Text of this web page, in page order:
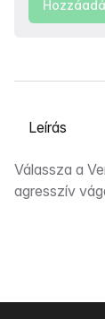
Válasszon ki
Leírás
Válassza a
agresszív